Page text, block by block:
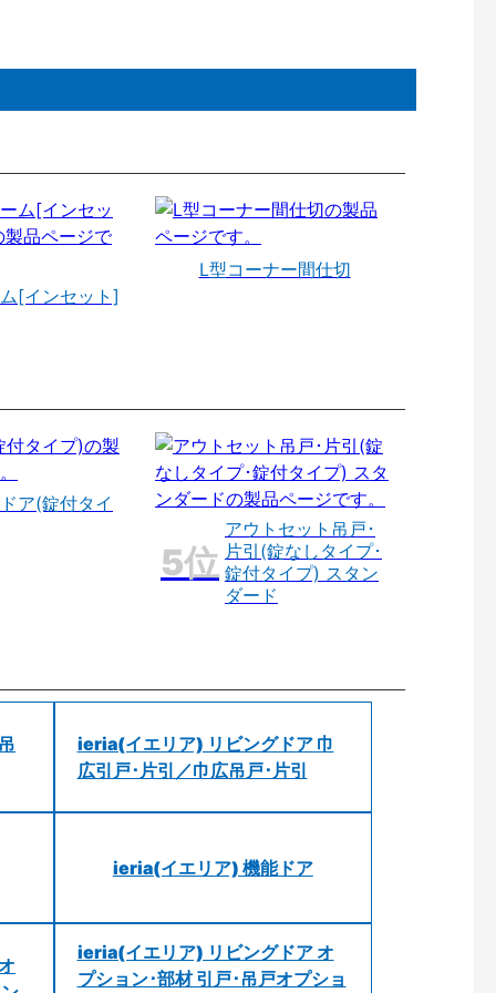
[インセット]
L型コーナー間仕切
ア(錠付タイ
アウトセット吊戸･
片引(錠なしタイプ･
錠付タイプ) スタン
ダード
ieria(イエリア) リビングドア 巾
広引戸･片引／巾広吊戸･片引
ieria(イエリア) 機能ドア
ieria(イエリア) リビングドア オ
プション･部材 引戸･吊戸オプショ